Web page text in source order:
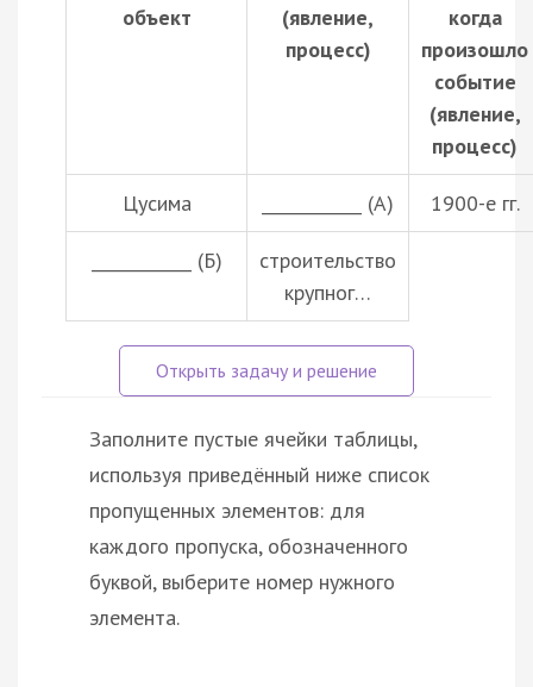
объект
(явление,
процесс)
когда
произошло
событие
(явление,
процесс)
Цусима ____________ (А) 1900-е гг.
____________ (Б)
строительство
крупног…
Заполните пустые ячейки таблицы,
используя приведённый ниже список
пропущенных элементов: для
каждого пропуска, обозначенного
буквой, выберите номер нужного
элемента.